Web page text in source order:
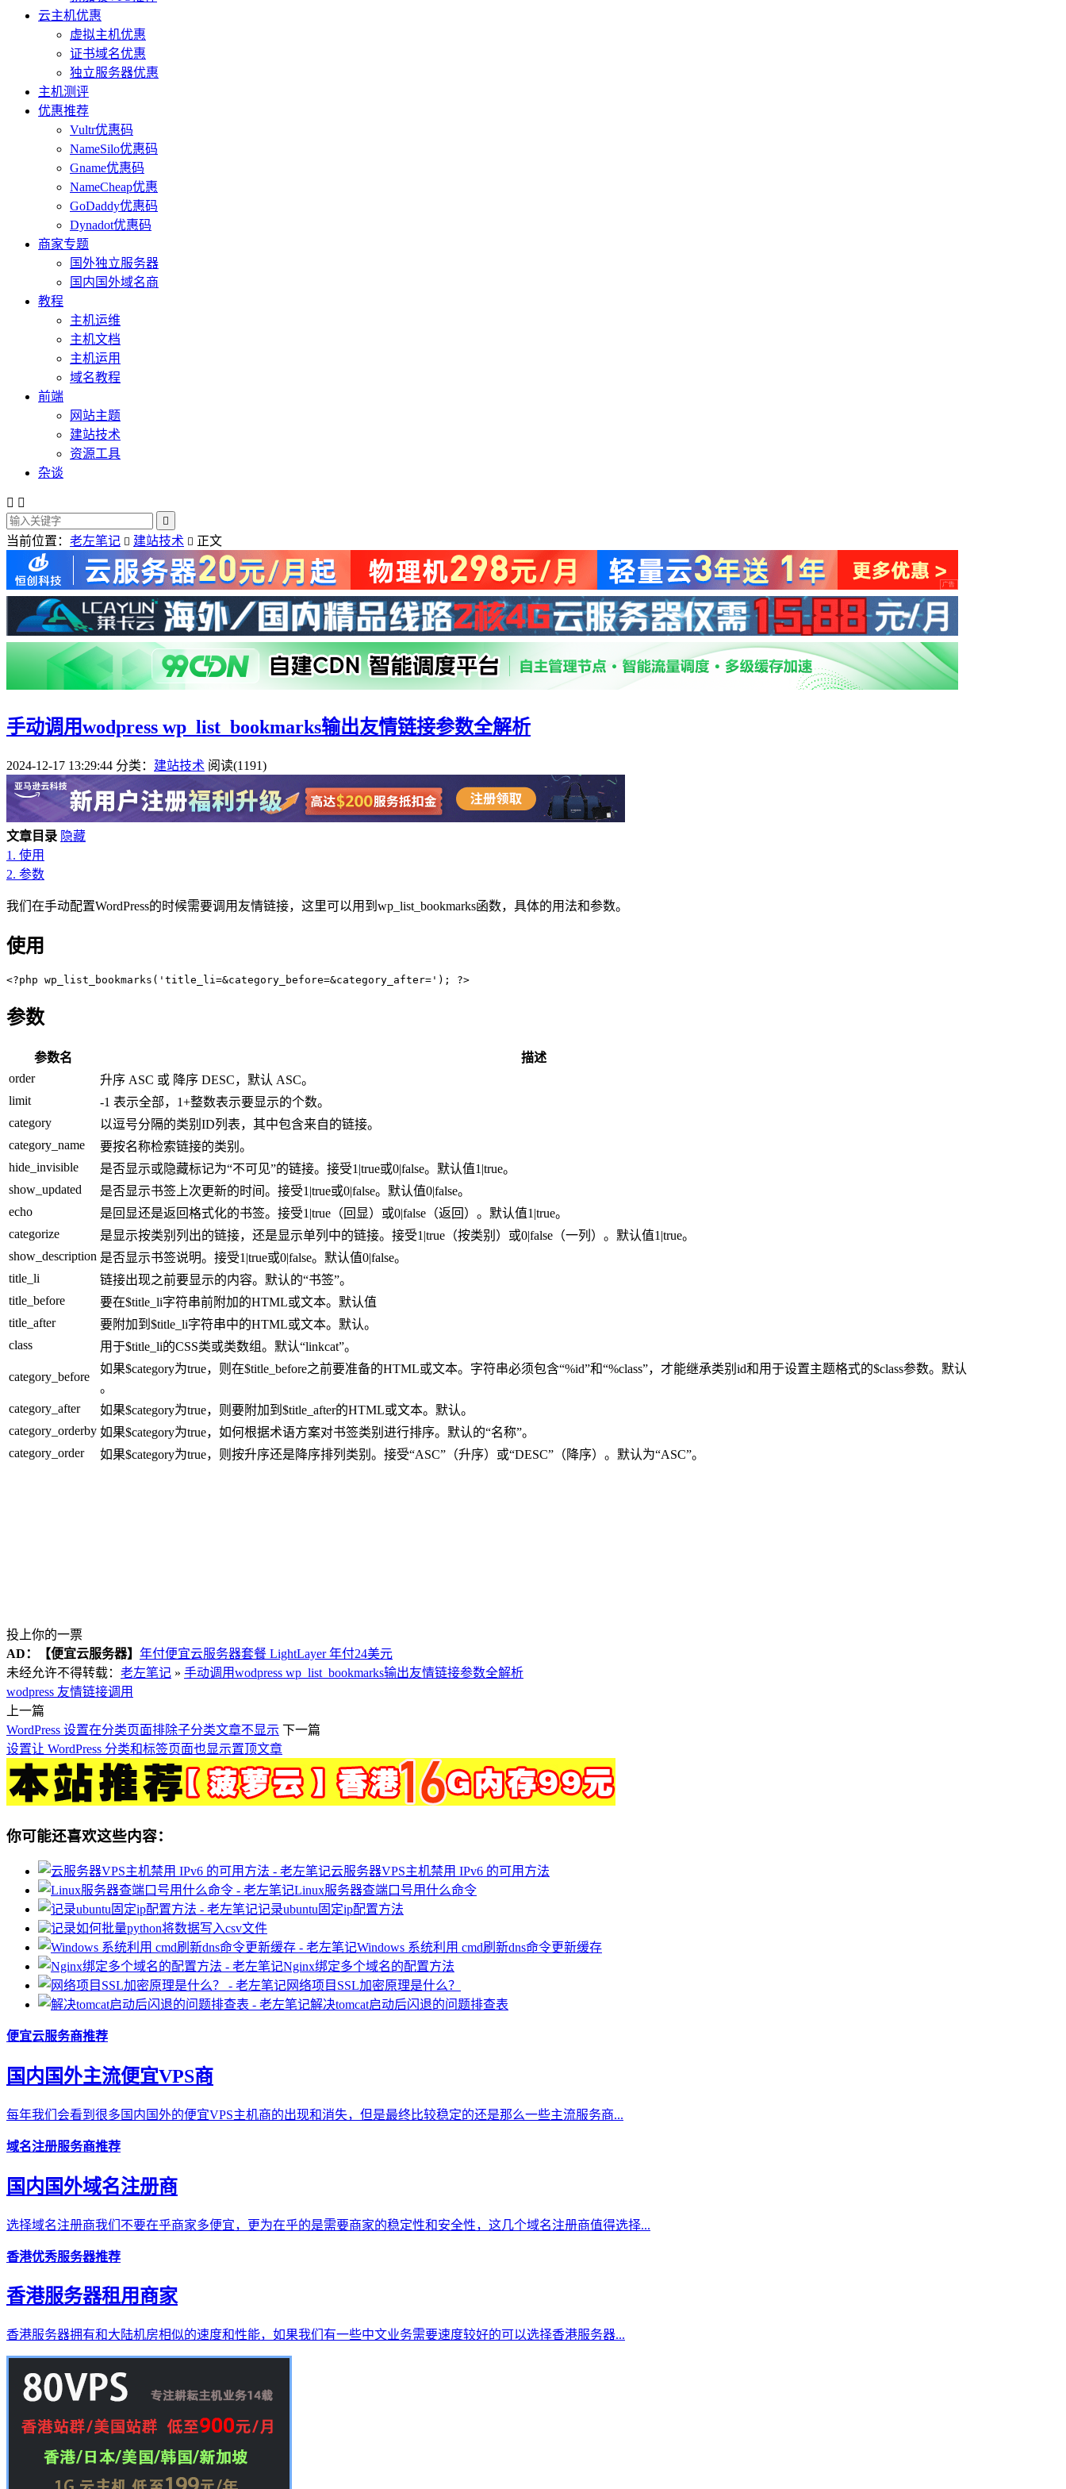
云主机优惠
虚拟主机优惠
证书域名优惠
独立服务器优惠
主机测评
优惠推荐
Vultr优惠码
NameSilo优惠码
Gname优惠码
NameCheap优惠
GoDaddy优惠码
Dynadot优惠码
商家专题
国外独立服务器
国内国外域名商
教程
主机运维
主机文档
主机运用
域名教程
前端
网站主题
建站技术
资源工具
杂谈
 

当前位置： 老左笔记  建站技术  正文
手动调用wodpress wp_list_bookmarks输出友情链接参数全解析
2024-12-17 13:29:44 分类： 建站技术 阅读(1191)
文章目录 隐藏
1. 使用
2. 参数
我们在手动配置WordPress的时候需要调用友情链接，这里可以用到wp_list_bookmarks函数，具体的用法和参数。
使用
参数
参数名
描述
order
升序 ASC 或 降序 DESC，默认 ASC。
limit
-1 表示全部，1+整数表示要显示的个数。
category
以逗号分隔的类别ID列表，其中包含来自的链接。
category_name
要按名称检索链接的类别。
hide_invisible
是否显示或隐藏标记为“不可见”的链接。接受1|true或0|false。默认值1|true。
show_updated
是否显示书签上次更新的时间。接受1|true或0|false。默认值0|false。
echo
是回显还是返回格式化的书签。接受1|true（回显）或0|false（返回）。默认值1|true。
categorize
是显示按类别列出的链接，还是显示单列中的链接。接受1|true（按类别）或0|false（一列）。默认值1|true。
show_description 是否显示书签说明。接受1|true或0|false。默认值0|false。
title_li
链接出现之前要显示的内容。默认的“书签”。
title_before
要在$title_li字符串前附加的HTML或文本。默认值
title_after
要附加到$title_li字符串中的HTML或文本。默认。
class
用于$title_li的CSS类或类数组。默认“linkcat”。
category_before
如果$category为true，则在$title_before之前要准备的HTML或文本。字符串必须包含“%id”和“%class”，才能继承类别id和用于设置主题格式的$class参数。默认
。
category_after
如果$category为true，则要附加到$title_after的HTML或文本。默认。
category_orderby 如果$category为true，如何根据术语方案对书签类别进行排序。默认的“名称”。
category_order
如果$category为true，则按升序还是降序排列类别。接受“ASC”（升序）或“DESC”（降序）。默认为“ASC”。
投上你的一票
AD：
【便宜云服务器】 年付便宜云服务器套餐 LightLayer 年付24美元
未经允许不得转载： 老左笔记 » 手动调用wodpress wp_list_bookmarks输出友情链接参数全解析
wodpress 友情链接调用
上一篇
WordPress 设置在分类页面排除子分类文章不显示 下一篇
设置让 WordPress 分类和标签页面也显示置顶文章
你可能还喜欢这些内容：
云服务器VPS主机禁用 IPv6 的可用方法
Linux服务器查端口号用什么命令
记录ubuntu固定ip配置方法
记录如何批量python将数据写入csv文件
Windows 系统利用 cmd刷新dns命令更新缓存
Nginx绑定多个域名的配置方法
网络项目SSL加密原理是什么？
解决tomcat启动后闪退的问题排查表
便宜云服务商推荐
国内国外主流便宜VPS商
每年我们会看到很多国内国外的便宜VPS主机商的出现和消失，但是最终比较稳定的还是那么一些主流服务商...
域名注册服务商推荐
国内国外域名注册商
选择域名注册商我们不要在乎商家多便宜，更为在乎的是需要商家的稳定性和安全性，这几个域名注册商值得选择...
香港优秀服务器推荐
香港服务器租用商家
香港服务器拥有和大陆机房相似的速度和性能，如果我们有一些中文业务需要速度较好的可以选择香港服务器...